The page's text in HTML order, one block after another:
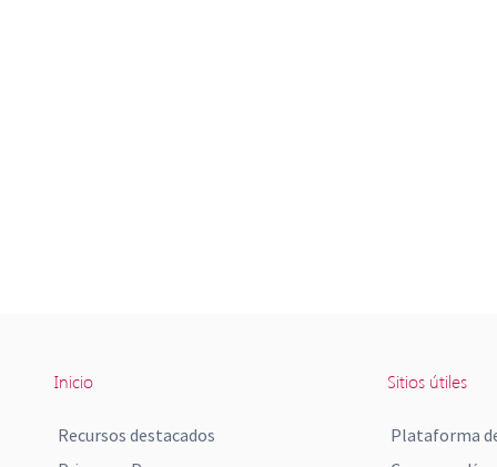
Inicio
Recursos destacados
Sitios útiles
Plataforma